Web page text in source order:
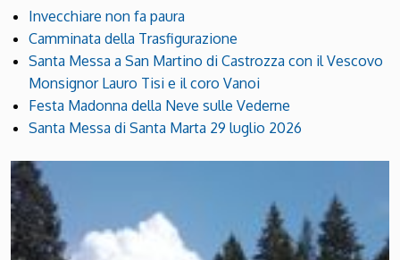
Invecchiare non fa paura
Camminata della Trasfigurazione
Santa Messa a San Martino di Castrozza con il Vescovo
Monsignor Lauro Tisi e il coro Vanoi
Festa Madonna della Neve sulle Vederne
Santa Messa di Santa Marta 29 luglio 2026